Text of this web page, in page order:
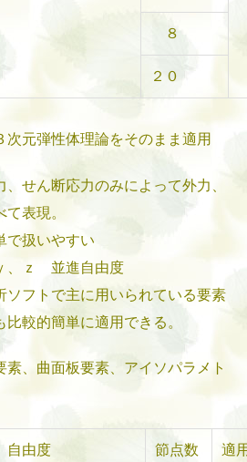
８
２０
弾性体理論をそのまま適用
せん断応力のみによって外力、
表現。
で扱いやすい
ｚ 並進自由度
フトで主に用いられている要素
較的簡単に適用できる。
素、曲面板要素、アイソパラメト
自由度 節点数 適